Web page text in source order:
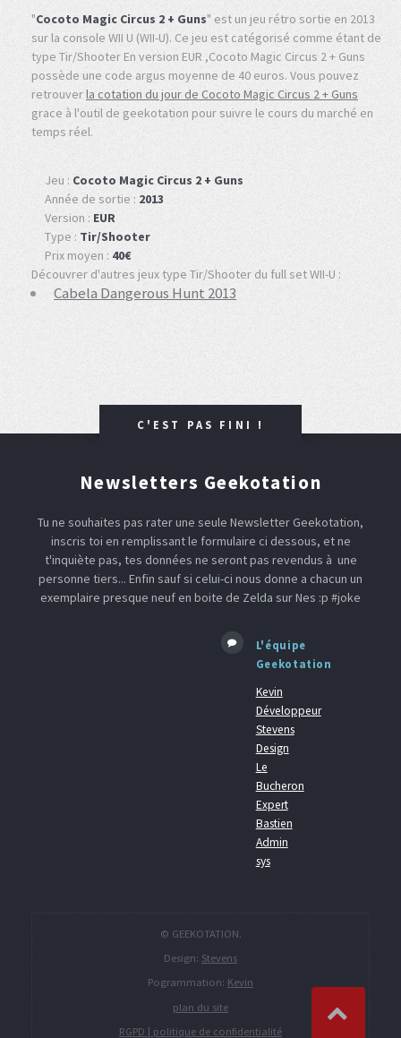
"Cocoto Magic Circus 2 + Guns" est un jeu rétro sortie en 2013
sur la console WII U (WII-U). Ce jeu est catégorisé comme étant de
type Tir/Shooter En version EUR ,Cocoto Magic Circus 2 + Guns
possède une code argus moyenne de 40 euros. Vous pouvez
retrouverla cotation du jour de Cocoto Magic Circus 2 + Guns
grace à l'outil de geekotation pour suivre le cours du marché en
temps réel.
Jeu : Cocoto Magic Circus 2 + Guns
Année de sortie : 2013
Version : EUR
Type : Tir/Shooter
Prix moyen : 40€
Découvrer d'autres jeux type Tir/Shooter du full set WII-U :
Cabela Dangerous Hunt 2013
C'EST PAS FINI !
Newsletters Geekotation
Tu ne souhaites pas rater une seule Newsletter Geekotation,
inscris toi en remplissant le formulaire ci dessous, et ne
t'inquiète pas, tes données ne seront pas revendus à une
personne tiers... Enfin sauf si celui-ci nous donne a chacun un
exemplaire presque neuf en boite de Zelda sur Nes :p #joke
L'équipe
Geekotation
Kevin
Développeur
Stevens
Design
Le
Bucheron
Expert
Bastien
Admin
sys
© GEEKOTATION.
Design: Stevens
Pogrammation: Kevin
plan du site
RGPD | politique de confidentialité